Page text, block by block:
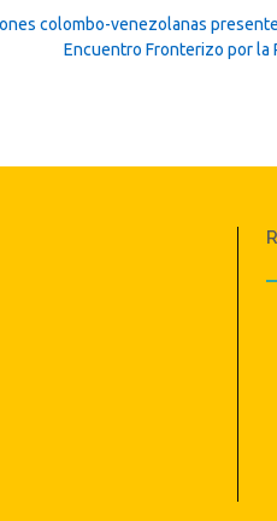
colombo-venezolanas
Encuentro Fronterizo por la